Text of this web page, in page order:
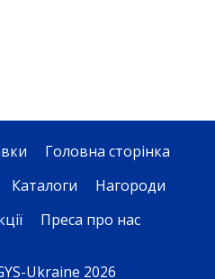
Головна сторінка
Каталоги
Нагороди
Преса про нас
Ukraine 2026